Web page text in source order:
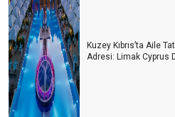
Kuzey Kıbrıs’ta Aile
Adresi: Limak Cyprus